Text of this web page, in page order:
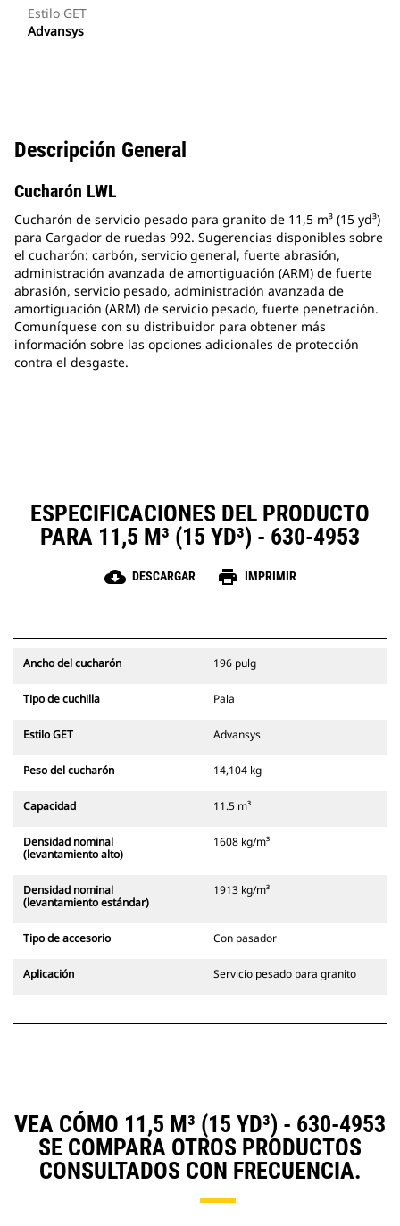
Estilo GET
Advansys
Descripción General
Cucharón LWL
Cucharón de servicio pesado para granito de 11,5 m³ (15 yd³)
para Cargador de ruedas 992. Sugerencias disponibles sobre
el cucharón: carbón, servicio general, fuerte abrasión,
administración avanzada de amortiguación (ARM) de fuerte
abrasión, servicio pesado, administración avanzada de
amortiguación (ARM) de servicio pesado, fuerte penetración.
Comuníquese con su distribuidor para obtener más
información sobre las opciones adicionales de protección
contra el desgaste.
ESPECIFICACIONES DEL PRODUCTO
PARA 11,5 M³ (15 YD³) - 630-4953
cloud_download DESCARGAR print IMPRIMIR
Ancho del cucharón 196 pulg
Tipo de cuchilla Pala
Estilo GET Advansys
Peso del cucharón 14,104 kg
Capacidad 11.5 m³
Densidad nominal
(levantamiento alto)
1608 kg/m³
Densidad nominal
(levantamiento estándar)
1913 kg/m³
Tipo de accesorio Con pasador
Aplicación Servicio pesado para granito
VEA CÓMO 11,5 M³ (15 YD³) - 630-4953
SE COMPARA OTROS PRODUCTOS
CONSULTADOS CON FRECUENCIA.